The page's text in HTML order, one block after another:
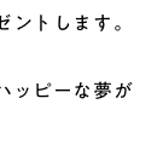
ントします。
ッピーな夢が